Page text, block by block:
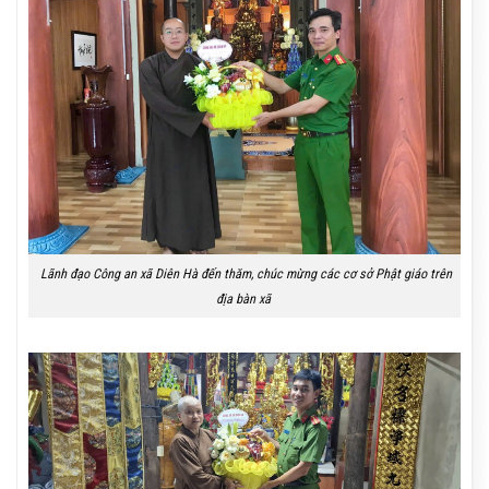
Lãnh đạo Công an xã Diên Hà đến thăm, chúc mừng các cơ sở Phật giáo trên
địa bàn xã